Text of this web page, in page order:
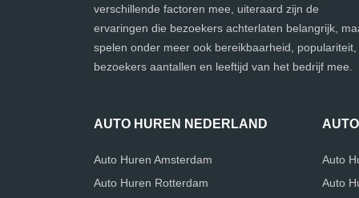
verschillende factoren mee, uiteraard zijn de
ervaringen die bezoekers achterlaten belangrijk,
spelen onder meer ook bereikbaarheid, populariteit,
bezoekers aantallen en leeftijd van het bedrijf mee.
AUTO HUREN NEDERLAND
Auto Huren Amsterdam
Auto Huren Rotterdam
Auto
Auto